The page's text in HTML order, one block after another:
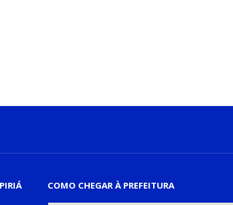
COMO CHEGAR À PREFEITURA